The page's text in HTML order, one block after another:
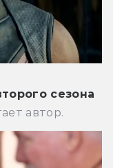
сезона
автор.